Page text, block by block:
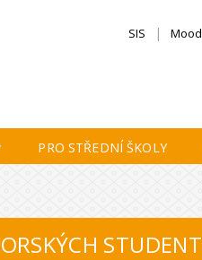
SIS
PRO STŘEDNÍ ŠKOLY